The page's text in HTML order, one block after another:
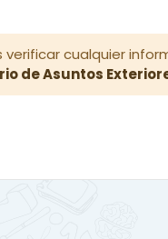
cualquier
de Asuntos